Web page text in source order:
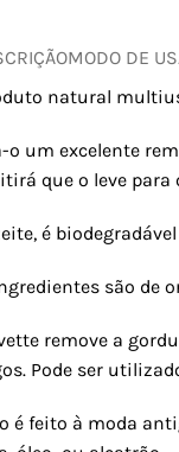
MODO DE
natural
um excelente
que o leve para
é
são de
remove a
Pode ser
é feito à moda